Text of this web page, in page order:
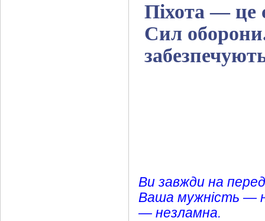
Піхота — це
Сил
Ви завжди на
Ваша мужність —
— незламна.